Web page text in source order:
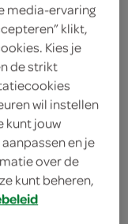
je winkel
media-ervaring
klikt,
Kies je
de strikt
wil instellen
kunt jouw
en je
over de
kunt beheren,